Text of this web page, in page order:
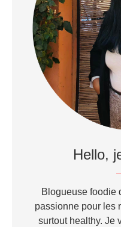
Hello,
Blogueuse foodie
passionne pour les
surtout healthy. Je